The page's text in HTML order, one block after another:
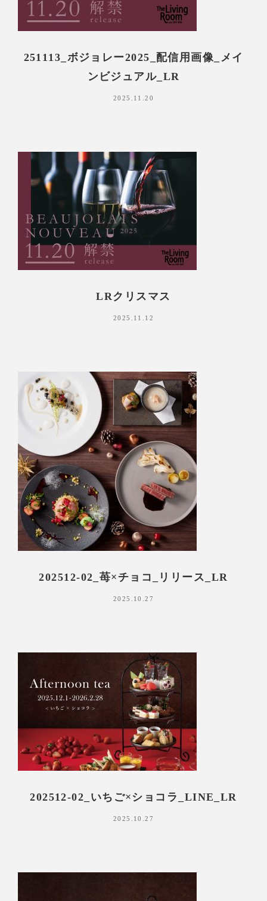
251113_ボジョレー2025_配信用画像_メイ
ンビジュアル_LR
2025.11.20
LRクリスマス
2025.11.12
202512-02_苺×チョコ_リリース_LR
2025.10.27
202512-02_いちご×ショコラ_LINE_LR
2025.10.27